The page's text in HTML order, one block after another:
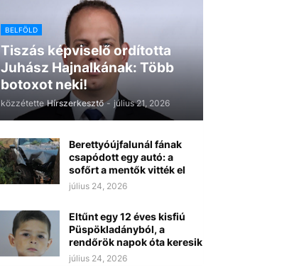
BELFÖLD
Tiszás képviselő ordította
Juhász Hajnalkának: Több
botoxot neki!
közzétette Hírszerkesztő - július 21, 2026
Berettyóújfalunál fának
csapódott egy autó: a
sofőrt a mentők vitték el
július 24, 2026
Eltűnt egy 12 éves kisfiú
Püspökladányból, a
rendőrök napok óta keresik
július 24, 2026